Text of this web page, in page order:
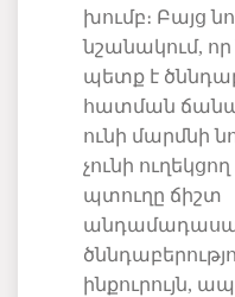
խումբ։ Բայց
նշանակում, որ
պետք է
հատման
ունի մարմնի
չունի ուղեկցող
պտուղը ճիշտ
ինքուրույն,